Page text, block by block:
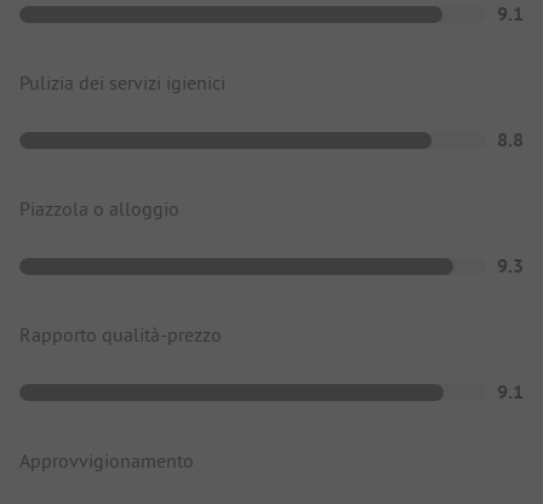
9.1
Pulizia dei servizi igienici
8.8
Piazzola o alloggio
9.3
Rapporto qualità-prezzo
9.1
Approvvigionamento